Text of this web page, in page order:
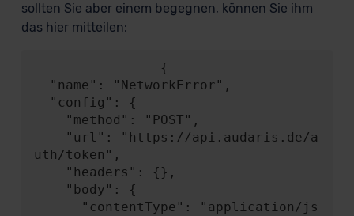
sollten Sie aber einem begegnen, können Sie ihm
das hier mitteilen:
uth/token",